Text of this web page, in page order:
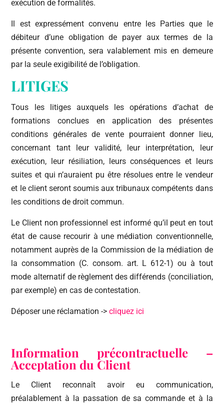
exécution de formalités.
Il est expressément convenu entre les Parties que le
débiteur d’une obligation de payer aux termes de la
présente convention, sera valablement mis en demeure
par la seule exigibilité de l’obligation.
LITIGES
Tous les litiges auxquels les opérations d’achat de
formations conclues en application des présentes
conditions générales de vente pourraient donner lieu,
concernant tant leur validité, leur interprétation, leur
exécution, leur résiliation, leurs conséquences et leurs
suites et qui n’auraient pu être résolues entre le vendeur
et le client seront soumis aux tribunaux compétents dans
les conditions de droit commun.
Le Client non professionnel est informé qu’il peut en tout
état de cause recourir à une médiation conventionnelle,
notamment auprès de la Commission de la médiation de
la consommation (C. consom. art. L 612-1) ou à tout
mode alternatif de règlement des différends (conciliation,
par exemple) en cas de contestation.
Déposer une réclamation ->cliquez ici
Information précontractuelle –
Acceptation du Client
Le Client reconnaît avoir eu communication,
préalablement à la passation de sa commande et à la